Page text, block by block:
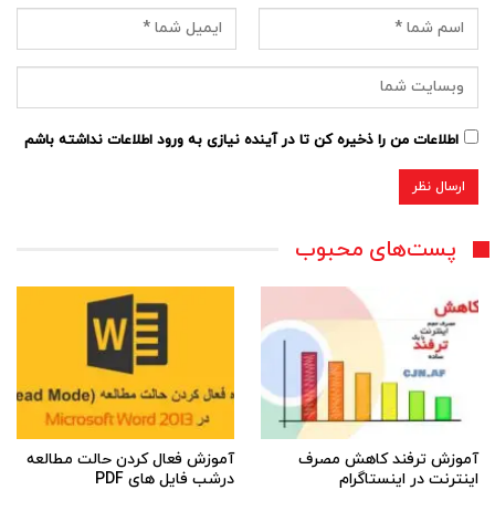
اطلاعات من را ذخیره کن تا در آینده نیازی به ورود اطلاعات نداشته باشم
پست‌های محبوب
آموزش ترفند کاهش مصرف
اینترنت در اینستاگرام
آموزش فعال کردن حالت مطالعه
درشب فایل های PDF